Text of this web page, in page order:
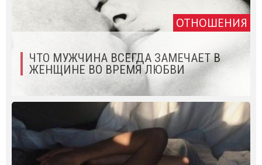
ОТНОШЕНИЯ
ЧТО МУЖЧИНА ВСЕГДА ЗАМЕЧАЕТ В
ЖЕНЩИНЕ ВО ВРЕМЯ ЛЮБВИ